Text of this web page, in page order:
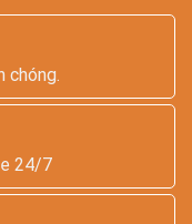
chóng.
24/7